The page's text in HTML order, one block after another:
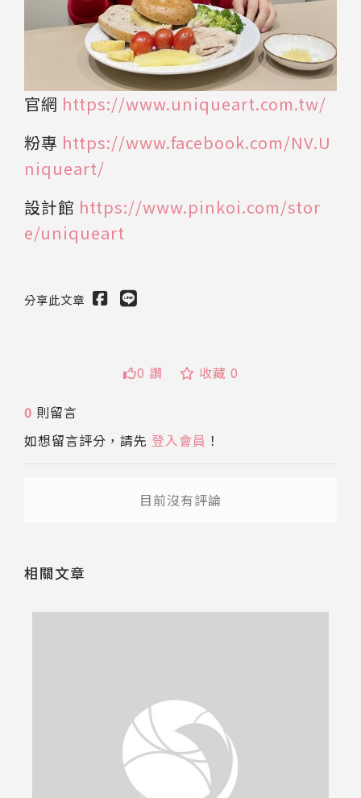
官網 https://www.uniqueart.com.tw/
粉專 https://www.facebook.com/NV.U
niqueart/
設計館 https://www.pinkoi.com/stor
e/uniqueart
分享此文章
0 讚 收藏 0
0 則留言
如想留言評分，請先 登入會員 ！
目前沒有評論
相關文章